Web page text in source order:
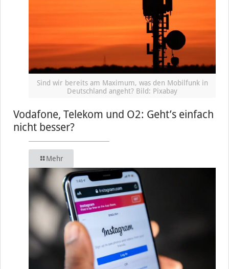
Sind wir bereits am Maximum, was den Mobilfunk in
Deutschland angeht? Bild: Pixabay
Vodafone, Telekom und O2: Geht’s einfach
nicht besser?
Mehr